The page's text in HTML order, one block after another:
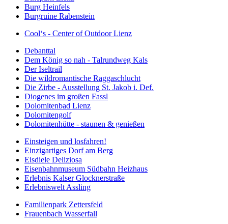
Burg Heinfels
Burgruine Rabenstein
Cool‘s - Center of Outdoor Lienz
Debanttal
Dem König so nah - Talrundweg Kals
Der Iseltrail
Die wildromantische Raggaschlucht
Die Zirbe - Ausstellung St. Jakob i. Def.
Diogenes im großen Fassl
Dolomitenbad Lienz
Dolomitengolf
Dolomitenhütte - staunen & genießen
Einsteigen und losfahren!
Einzigartiges Dorf am Berg
Eisdiele Deliziosa
Eisenbahnmuseum Südbahn Heizhaus
Erlebnis Kalser Glocknerstraße
Erlebniswelt Assling
Familienpark Zettersfeld
Frauenbach Wasserfall